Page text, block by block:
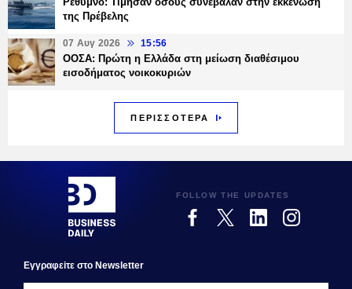
της Πρέβελης
07 Αυγ 2026 15:56
ΟΟΣΑ: Πρώτη η Ελλάδα στη μείωση διαθέσιμου
εισοδήματος νοικοκυριών
ΠΕΡΙΣΣΟΤΕΡΑ
FOLLOW THE UPDATES
Εγγραφεiτε στο Newsletter